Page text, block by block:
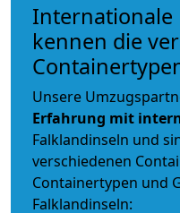
Internationale
kennen die
Unsere
Erfahrung mit
Falklandinseln und
verschiedenen
Containertypen und
Falklandinseln: